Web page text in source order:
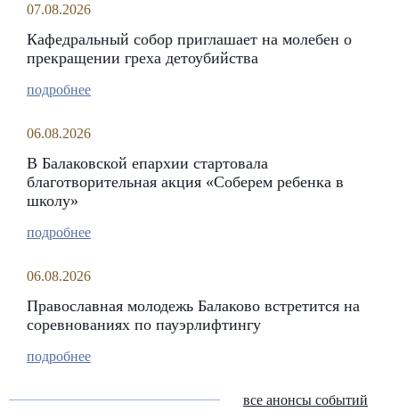
07.08.2026
Кафедральный собор приглашает на молебен о
прекращении греха детоубийства
подробнее
06.08.2026
В Балаковской епархии стартовала
благотворительная акция «Соберем ребенка в
школу»
подробнее
06.08.2026
Православная молодежь Балаково встретится на
соревнованиях по пауэрлифтингу
подробнее
все анонсы событий